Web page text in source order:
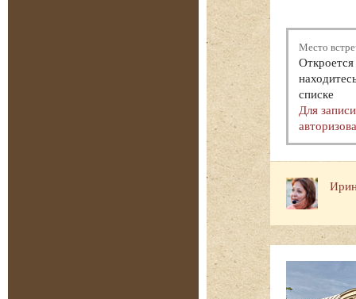
Место
списке
Для